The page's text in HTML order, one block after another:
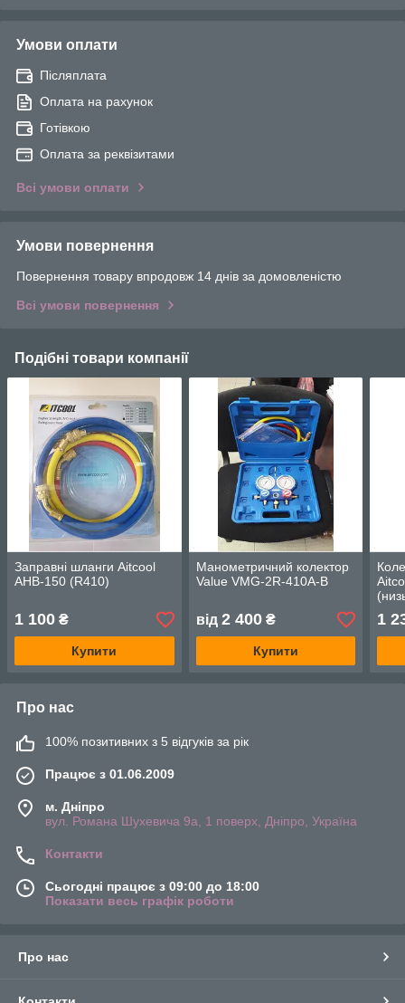
Умови оплати
Післяплата
Оплата на рахунок
Готівкою
Оплата за реквізитами
Всі умови оплати
Умови повернення
Повернення товару впродовж 14 днів за домовленістю
Всі умови повернення
Подібні товари компанії
Заправні шланги Aitcool
AHB-150 (R410)
1 100 ₴
Купити
Манометричний колектор
Value VMG-2R-410А-В
від 2 400₴
Купити
1
Про нас
100% позитивних з 5 відгуків за рік
Працює з 01.06.2009
м. Дніпро
вул. Романа Шухевича 9а, 1 поверх, Дніпро, Україна
Контакти
Сьогодні працює з 09:00 до 18:00
Показати весь графік роботи
Про нас